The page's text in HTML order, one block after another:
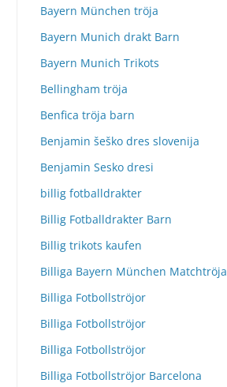
Bayern München tröja
Bayern Munich drakt Barn
Bayern Munich Trikots
Bellingham tröja
Benfica tröja barn
Benjamin šeško dres slovenija
Benjamin Sesko dresi
billig fotballdrakter
Billig Fotballdrakter Barn
Billig trikots kaufen
Billiga Bayern München Matchtröja
Billiga Fotbollströjor
Billiga Fotbollströjor
Billiga Fotbollströjor
Billiga Fotbollströjor Barcelona